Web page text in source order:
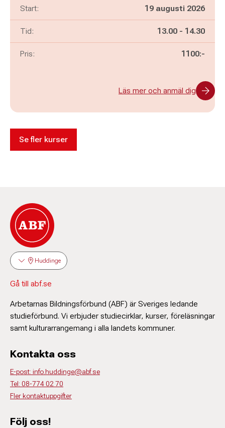
Start: 19 augusti 2026
Tid: Pågår mellan
13.00 - och
14.30
Pris: 1100:-
Läs mer och anmäl dig
Se fler kurser
Huddinge
Gå till abf.se
Arbetarnas Bildningsförbund (ABF) är Sveriges ledande
studieförbund. Vi erbjuder studiecirklar, kurser, föreläsningar
samt kulturarrangemang i alla landets kommuner.
Kontakta oss
E-post: info.huddinge@abf.se
Tel: 08-774 02 70
Fler kontaktuppgifter
Följ oss!